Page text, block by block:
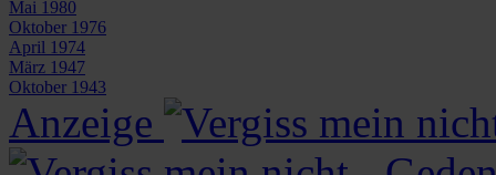
Mai 1980
Oktober 1976
April 1974
März 1947
Oktober 1943
Anzeige